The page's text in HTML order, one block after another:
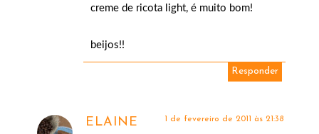
creme de ricota light, é muito bom!
beijos!!
Responder
ELAINE 1 de fevereiro de 2011 às 21:38